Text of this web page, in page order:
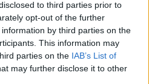
to third parties prior to
opt-out of the further
by third parties on the
This information may
parties on the IAB’s List of
may further disclose it to other
carpet di
sono volati a Dubai per il